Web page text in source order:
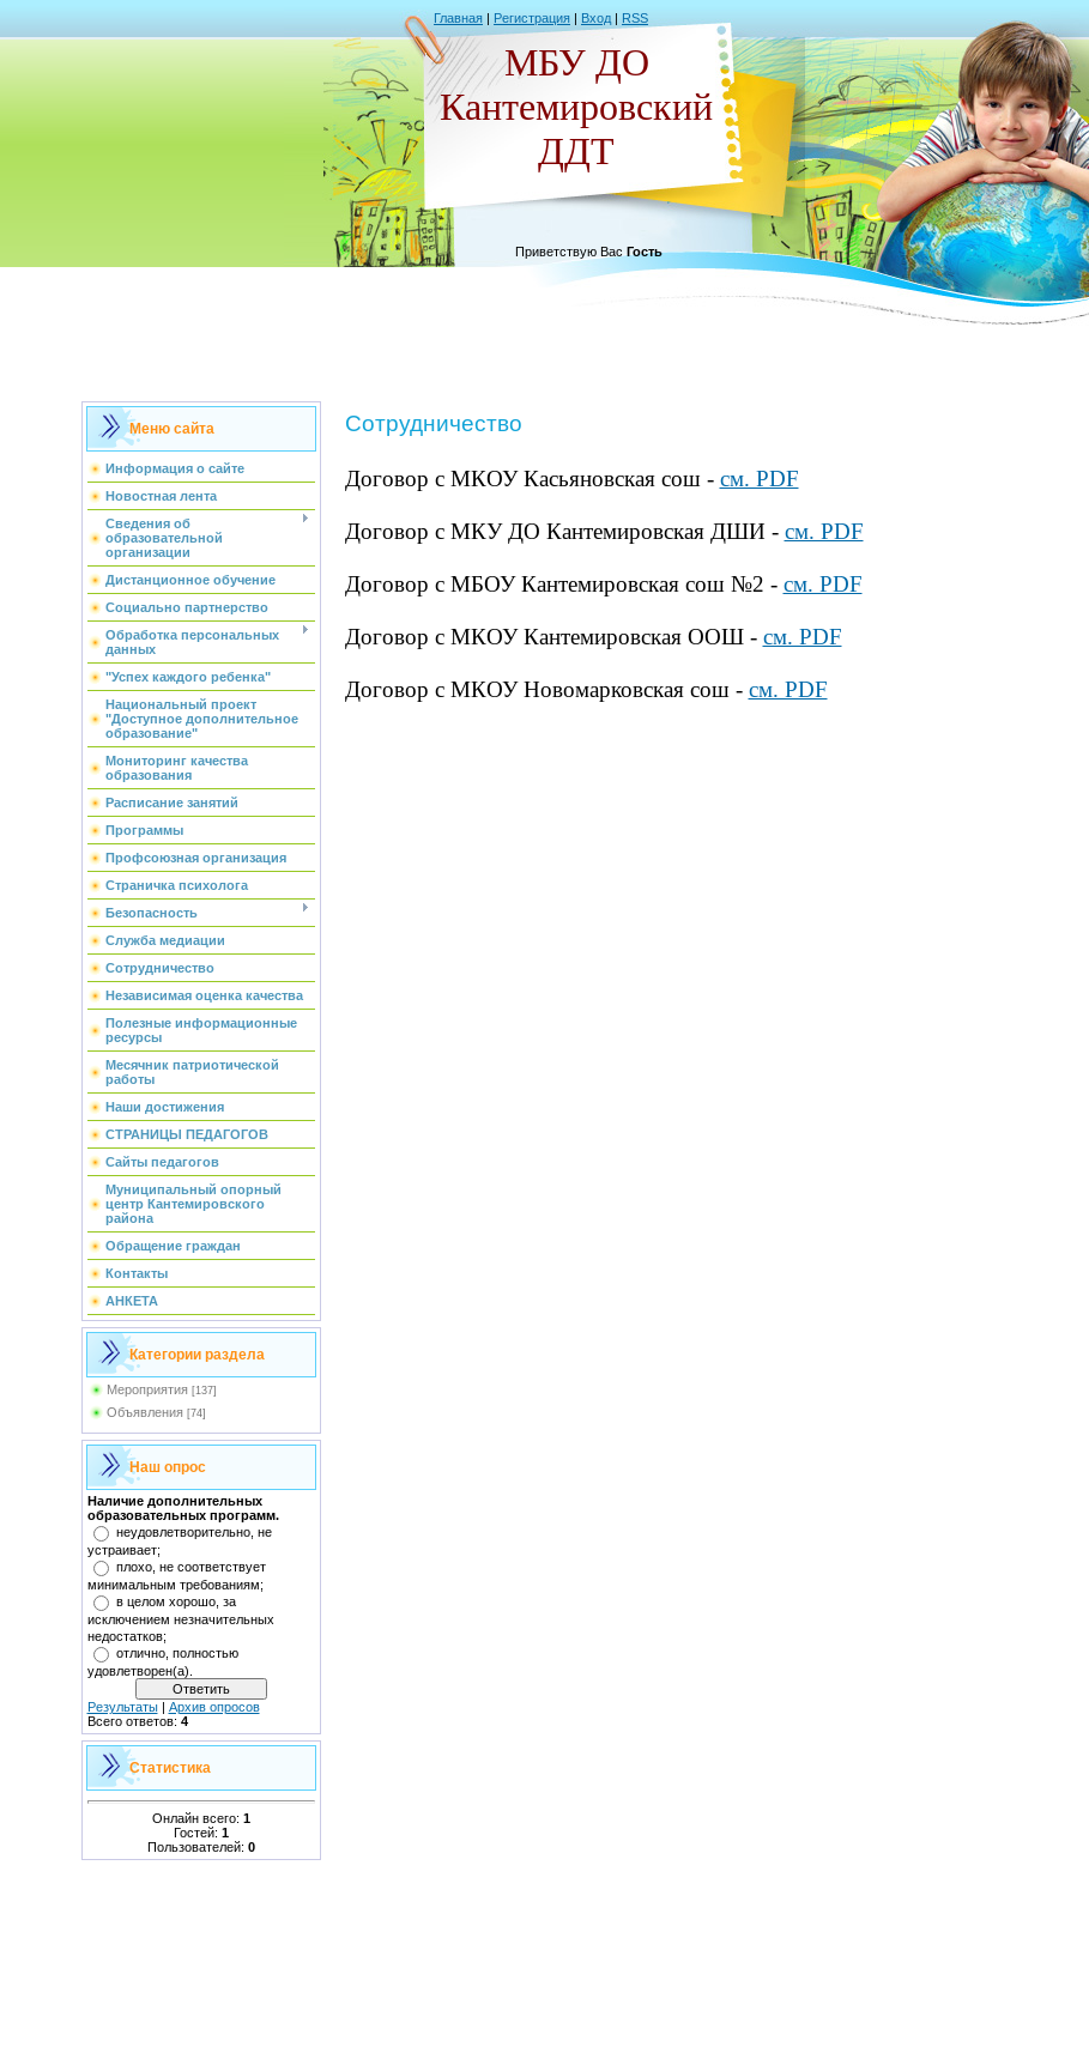
Главная | Регистрация | Вход | RSS
МБУ ДО
Кантемировский
ДДТ
Приветствую Вас Гость
Меню сайта
Информация о сайте
Новостная лента
Сведения об
образовательной
организации
Дистанционное обучение
Социально партнерство
Обработка персональных
данных
"Успех каждого ребенка"
Национальный проект
"Доступное дополнительное
образование"
Мониторинг качества
образования
Расписание занятий
Программы
Профсоюзная организация
Страничка психолога
Безопасность
Служба медиации
Сотрудничество
Независимая оценка качества
Полезные информационные
ресурсы
Месячник патриотической
работы
Наши достижения
СТРАНИЦЫ ПЕДАГОГОВ
Сайты педагогов
Муниципальный опорный
центр Кантемировского
района
Обращение граждан
Контакты
АНКЕТА
Категории раздела
Мероприятия [137]
Объявления [74]
Наш опрос
Наличие дополнительных
образовательных программ.
неудовлетворительно, не
устраивает;
плохо, не соответствует
минимальным требованиям;
в целом хорошо, за
исключением незначительных
недостатков;
отлично, полностью
удовлетворен(а).
Результаты| Архив опросов
Всего ответов: 4
Статистика
Онлайн всего: 1
Гостей: 1
Пользователей: 0
Сотрудничество
Договор с МКОУ Касьяновская сош - см. PDF
Договор с МКУ ДО Кантемировская ДШИ - см. PDF
Договор с МБОУ Кантемировская сош №2 - см. PDF
Договор с МКОУ Кантемировская ООШ - см. PDF
Договор с МКОУ Новомарковская сош - см. PDF